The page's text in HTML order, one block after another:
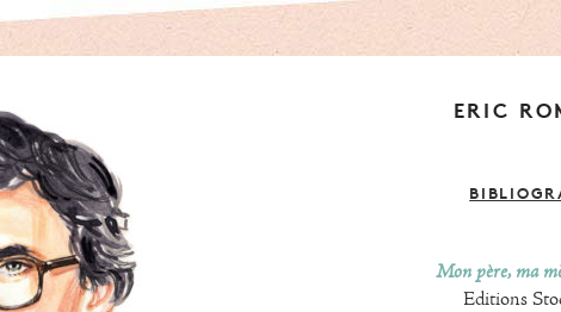
ERIC
Mon père, ma
Editions